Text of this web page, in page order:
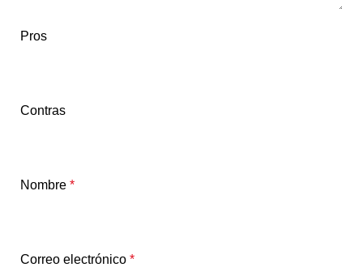
Pros
Contras
Nombre *
Correo electrónico *